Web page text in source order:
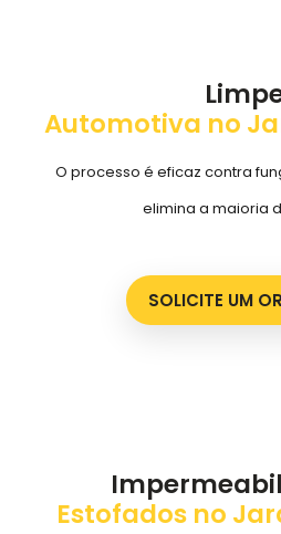
Automotiva no
O processo é eficaz contra
elimina a maioria
SOLICITE UM
Estofados no